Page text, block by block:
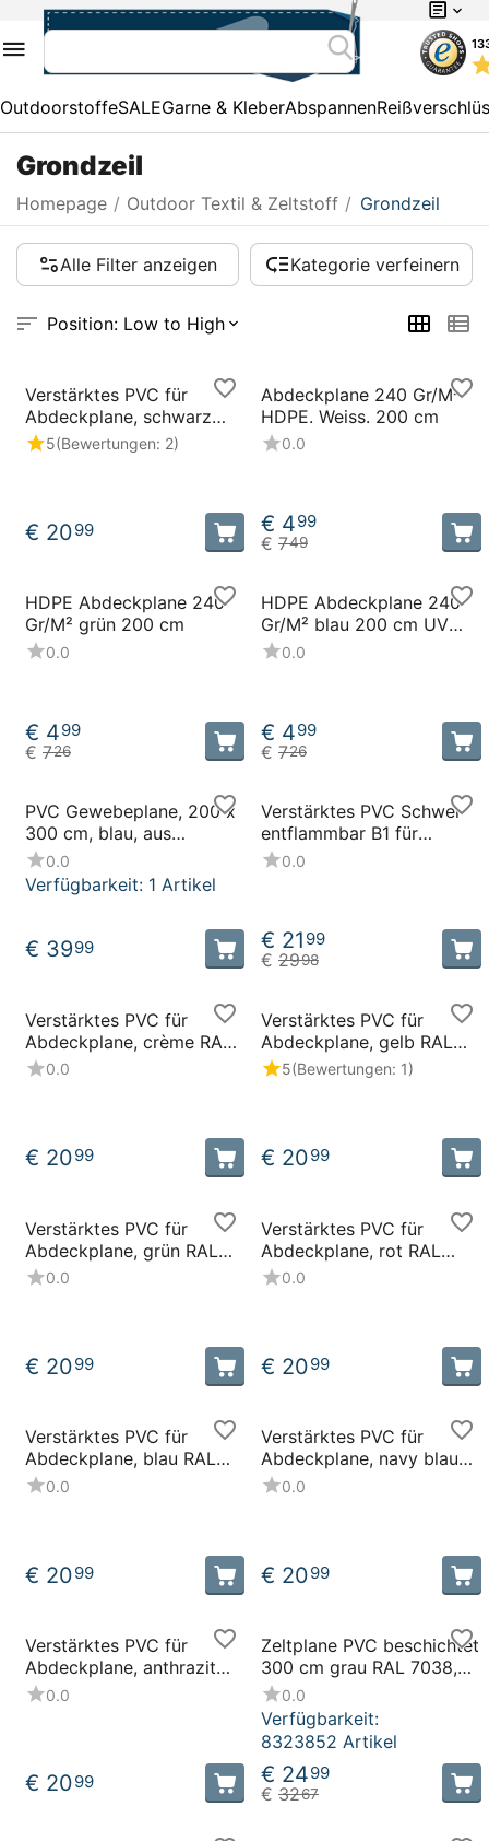
OutdoorstoffeSALEGarne & KleberAbspannen
Grondzeil
Homepage / Outdoor Textil & Zeltstoff / Grondzeil
Alle Filter anzeigen Kategorie verfeinern
Position: Low to High
Verstärktes PVC für
Abdeckplane, schwarz
250 cm, 650 Gr./M²
5(Bewertungen: 2)
€ 2099
Abdeckplane 240 Gr/M²
HDPE. Weiss. 200 cm
0.0
€ 499
€ 749
HDPE Abdeckplane 240
Gr/M² grün 200 cm
0.0
€ 499
€ 726
HDPE Abdeckplane 240
Gr/M² blau 200 cm UV
Beständig
0.0
€ 499
€ 726
PVC Gewebeplane, 200 x
300 cm, blau, aus
schwerem, verstärktem
PVC, 600 Gramm
0.0
Verfügbarkeit: 1 Artikel
€ 3999
Verstärktes PVC Schwer
entflammbar B1 für
Abdeckplane, 250 cm
0.0
€ 21 99
€ 2998
Verstärktes PVC für
Abdeckplane, crème RAL
9001 250 cm, 650 Gr./M²
0.0
€ 2099
Verstärktes PVC für
Abdeckplane, gelb RAL
1003 250 cm, 650 Gr./M²
5(Bewertungen: 1)
€ 2099
Verstärktes PVC für
Abdeckplane, grün RAL
6026 250 cm, 650 Gr./M²
0.0
€ 2099
Verstärktes PVC für
Abdeckplane, rot RAL
3002 250 cm, 650 Gr./M²
0.0
€ 2099
Verstärktes PVC für
Abdeckplane, blau RAL
5002 250 cm, 650 Gr./M²
0.0
€ 2099
Verstärktes PVC für
Abdeckplane, navy blau
RAL 5013 250 cm, 650
0.0
€ 2099
Verstärktes PVC für
Abdeckplane, anthrazit
RAL 7024 250 cm, 650
0.0
€ 2099
Zeltplane PVC beschichtet
300 cm grau RAL 7038,
680 Gr./M².
Flammhemmend B1
0.0
Verfügbarkeit:
8323852 Artikel
€ 2499
€ 3267